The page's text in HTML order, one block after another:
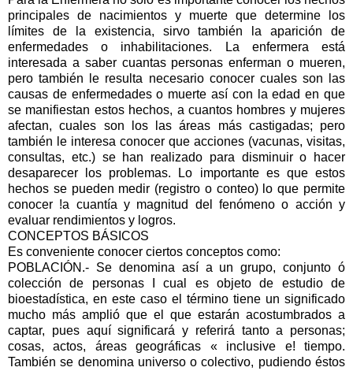
principales de nacimientos y muerte que determine los
límites de la existencia, sirvo también la aparición de
enfermedades o inhabilitaciones. La enfermera está
interesada a saber cuantas personas enferman o mueren,
pero también le resulta necesario conocer cuales son las
causas de enfermedades o muerte así con la edad en que
se manifiestan estos hechos, a cuantos hombres y mujeres
afectan, cuales son los las áreas más castigadas; pero
también le interesa conocer que acciones (vacunas, visitas,
consultas, etc.) se han realizado para disminuir o hacer
desaparecer los problemas. Lo importante es que estos
hechos se pueden medir (registro o conteo) lo que permite
conocer !a cuantía y magnitud del fenómeno o acción y
evaluar rendimientos y logros.
CONCEPTOS BÁSICOS
Es conveniente conocer ciertos conceptos como:
POBLACIÓN.- Se denomina así a un grupo, conjunto ó
colección de personas I cual es objeto de estudio de
bioestadística, en este caso el término tiene un significado
mucho más amplió que el que estarán acostumbrados a
captar, pues aquí significará y referirá tanto a personas;
cosas, actos, áreas geográficas « inclusive e! tiempo.
También se denomina universo o colectivo, pudiendo éstos